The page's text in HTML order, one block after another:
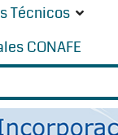
Técnicos
CONAFE